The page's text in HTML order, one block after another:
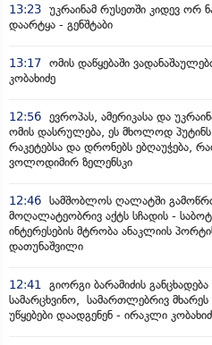
13:23 უკრაინამ რუსეთში კიდევ ორ
დაარტყა - გენშტაბი
13:17 ომის დაწყებაში
კობახიძე
12:56 ევროპას, ამერიკასა და
ომის დასრულება, ეს მხოლოდ
რაკეტებსა და დრონებს ებღაუჭება,
ვოლოდიმირ ზელენსკი
12:46 სამშობლოს ღალატში
მოღალატეობრივ აქტს სჩადის -
ინტერესების მტრობა ანაკლიის
დათუნაშვილი
12:41
გიორგი ბარამიძის
სამარცხვინო, სამართლებრივ მხარეს
უწყებები დაადგენენ - ირაკლი